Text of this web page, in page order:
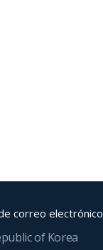
correo electrónico
of Korea